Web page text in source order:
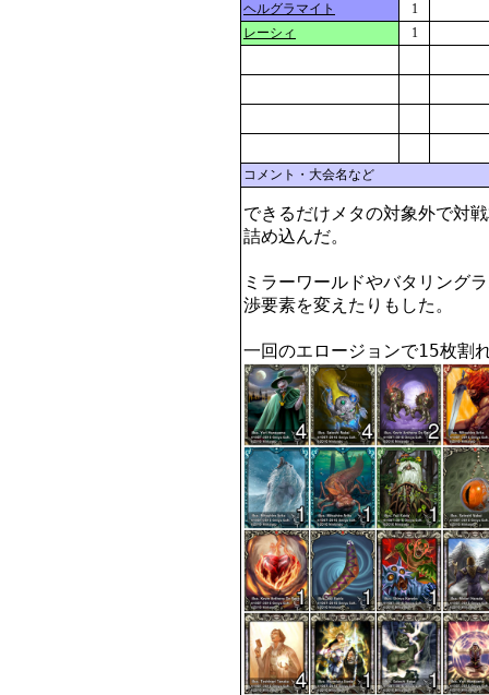
ヘルグラマイト
1
レーシィ
1
コメント・大会名など
できるだけメタの対象外で対
詰め込んだ。
ミラーワールドやバタリング
渉要素を変えたりもした。
一回のエロージョンで15枚割